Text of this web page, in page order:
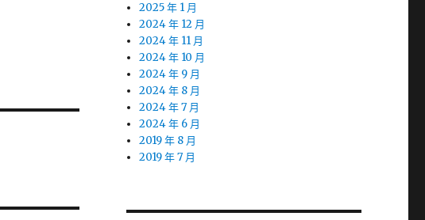
2025 年 1 月
2024 年 12 月
2024 年 11 月
2024 年 10 月
2024 年 9 月
2024 年 8 月
2024 年 7 月
2024 年 6 月
2019 年 8 月
2019 年 7 月